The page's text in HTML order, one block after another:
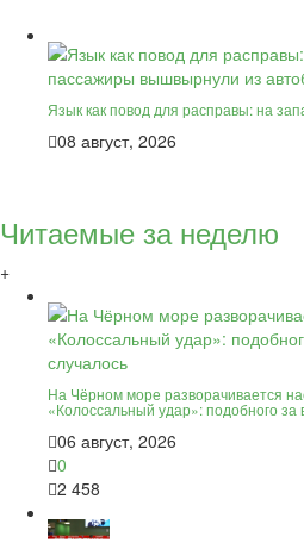
Язык как повод для расправы: на
08 август, 2026
Читаемые за неделю
+
На Чёрном море разворачивается
«Колоссальный удар»: подобного
06 август, 2026
0
2 458